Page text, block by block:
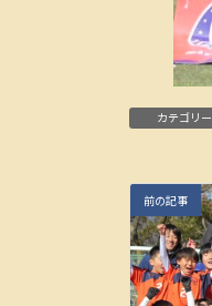
カテゴリー
前の記事